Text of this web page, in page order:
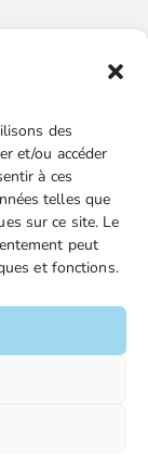
des
et/ou accéder
à ces
telles que
sur ce site. Le
peut
et fonctions.
/ 01 86